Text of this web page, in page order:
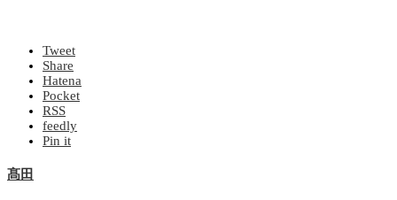
Tweet
Share
Hatena
Pocket
RSS
feedly
Pin it
髙田